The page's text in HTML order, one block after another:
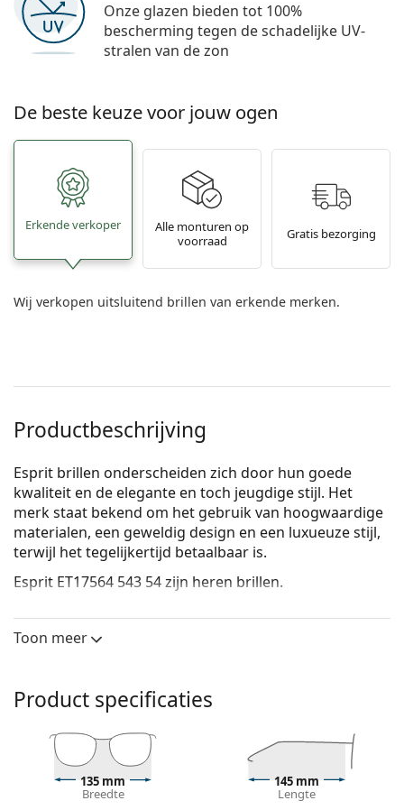
Onze glazen bieden tot 100%
bescherming tegen de schadelijke UV-
stralen van de zon
De beste keuze voor jouw ogen
Erkende verkoper
Alle monturen op
voorraad
Gratis bezorging
Wij verkopen uitsluitend brillen van erkende merken.
Productbeschrijving
Esprit brillen onderscheiden zich door hun goede
kwaliteit en de elegante en toch jeugdige stijl. Het
merk staat bekend om het gebruik van hoogwaardige
materialen, een geweldig design en een luxueuze stijl,
terwijl het tegelijkertijd betaalbaar is.
Esprit ET17564 543 54zijn heren brillen.
De blauwe kleur van het montuur past perfect bij
Rechthoekige brillen zijn een perfecte keuze voor
Het montuur van de bril is gemaakt van
hoogwaardig kunststof, dat een hoge
duurzaamheid, draagcomfort en een uitzonderlijke
look biedt.
Toon meer
Product specificaties
135 mm
Breedte
145 mm
Lengte